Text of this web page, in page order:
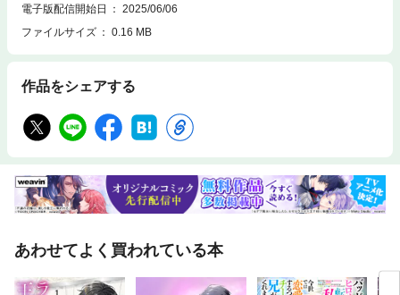
ころが垣間見え、興味深い。日本の言論界に一石を投じてきた両雄による
電子版配信開始日
2025/06/06
ファイルサイズ
0.16 MB
作品をシェアする
あわせてよく買われている本